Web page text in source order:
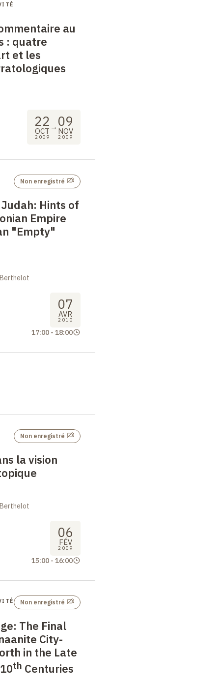
au
: quatre
et les
22
OCT
2009
→ 09
NOV
2009
Hints of
Empire
"Empty"
Non enregistré
07
AVR
2010
17:00 - 18:00
la vision
Non enregistré
06
FÉV
2009
15:00 - 16:00
The Final
City-
in the Late
th Centuries
Non enregistré